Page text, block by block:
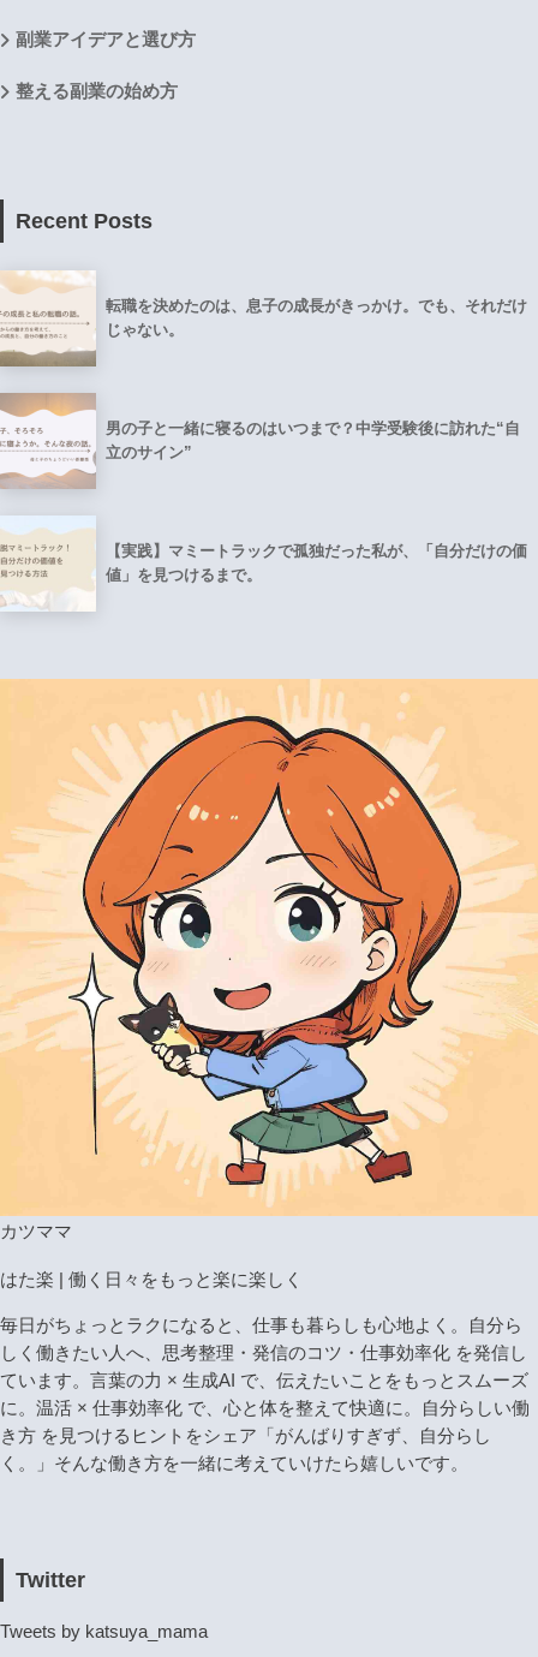
副業アイデアと選び方
整える副業の始め方
Recent Posts
転職を決めたのは、息子の成長がきっかけ。でも、それだけ
じゃない。
男の子と一緒に寝るのはいつまで？中学受験後に訪れた“自
立のサイン”
【実践】マミートラックで孤独だった私が、「自分だけの価
値」を見つけるまで。
カツママ
はた楽 | 働く日々をもっと楽に楽しく
毎日がちょっとラクになると、仕事も暮らしも心地よく。自分ら
しく働きたい人へ、思考整理・発信のコツ・仕事効率化 を発信し
ています。言葉の力 × 生成AI で、伝えたいことをもっとスムーズ
に。温活 × 仕事効率化 で、心と体を整えて快適に。自分らしい働
き方 を見つけるヒントをシェア「がんばりすぎず、自分らし
く。」そんな働き方を一緒に考えていけたら嬉しいです。
Twitter
Tweets by katsuya_mama